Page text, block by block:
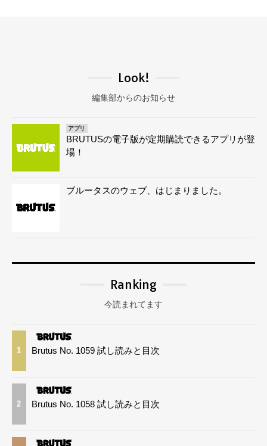
Look!
編集部からのお知らせ
アプリ
BRUTUSの電子版が定期購読できるアプリが登
場！
ブルータスのウェブ、はじまりました。
Ranking
今読まれてます
1 Brutus No. 1059 試し読みと目次
2 Brutus No. 1058 試し読みと目次